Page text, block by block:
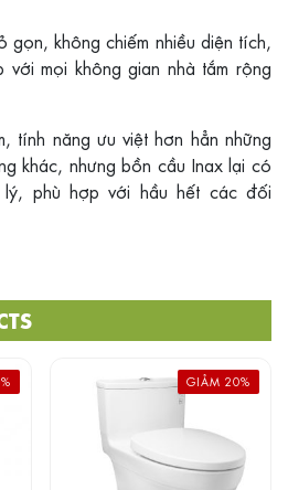
gọn, không chiếm nhiều diện tích,
mọi không gian nhà tắm rộng
tính năng ưu việt hơn hẳn những
khác, nhưng bồn cầu Inax lại có
phù hợp với hầu hết các đối
GIẢM 20%